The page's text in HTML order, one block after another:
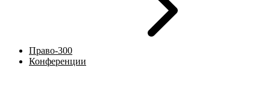
Право-300
Конференции